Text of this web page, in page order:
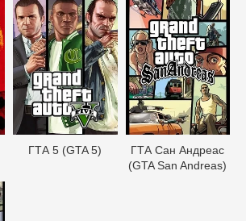
ГТА 5 (GTA 5)
ГТА Сан Андреас
(GTA San Andreas)